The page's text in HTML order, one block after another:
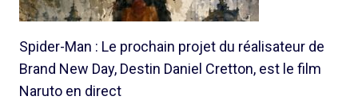
Spider-Man : Le prochain projet du réalisateur de
Brand New Day, Destin Daniel Cretton, est le film
Naruto en direct